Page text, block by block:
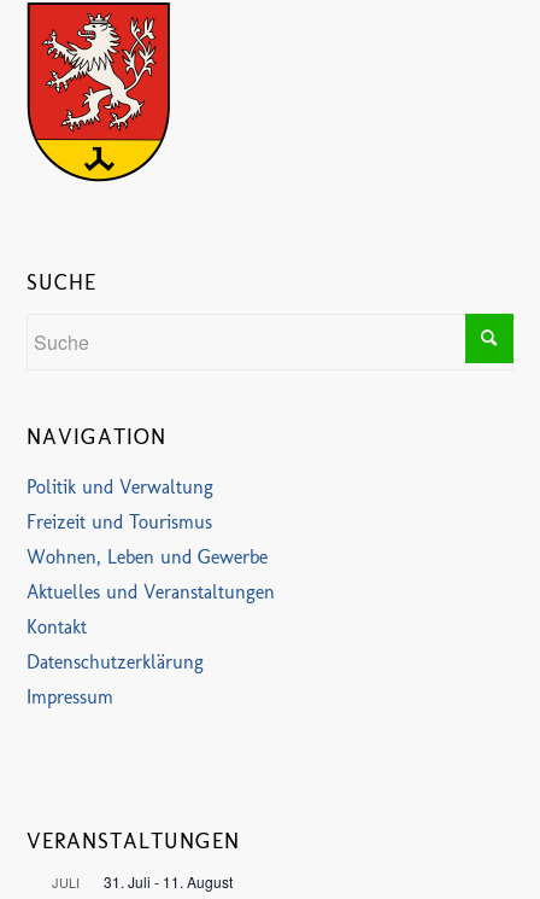
SUCHE
NAVIGATION
Politik und Verwaltung
Freizeit und Tourismus
Wohnen, Leben und Gewerbe
Aktuelles und Veranstaltungen
Kontakt
Datenschutzerklärung
Impressum
VERANSTALTUNGEN
JULI 31. Juli - 11. August